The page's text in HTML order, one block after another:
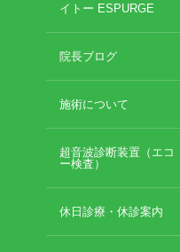
イトー ESPURGE
院長ブログ
施術について
超音波診断装置（エコ
ー検査）
休日診療・休診案内